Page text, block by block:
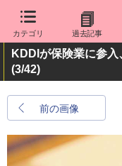
カテゴリ 過去記事
KDDIが保険業に参
(3/42)
前の画像